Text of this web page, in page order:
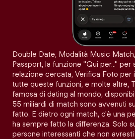
Double Date, Modalità Music
Passport, la funzione "Qui per…" per
relazione cercata, Verifica Foto per
tutte queste funzioni, e molte altre,
famosa di dating al mondo,
55 miliardi di match sono avvenuti
fatto. E dietro ogni match, c'è una
ha sempre fatto la differenza. Solo
persone interessanti che non